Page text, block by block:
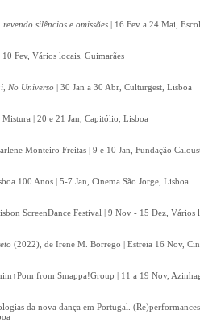
silêncios e omissões | 16 Fev a 24 Mai,
Fev, Vários locais, Guimarães
No Universo | 30 Jan a 30 Abr, Culturgest, Lisboa
Mistura | 20 e 21 Jan, Capitólio, Lisboa
Monteiro Freitas | 9 e 10 Jan, Fundação
100 Anos | 5-7 Jan, Cinema São Jorge, Lisboa
ScreenDance Festival | 9 Nov - 15 Dez, Vários
(2022), de Irene M. Borrego | Estreia 16 Nov,
from Smappa!Group | 11 a 19 Nov,
da nova dança em Portugal.